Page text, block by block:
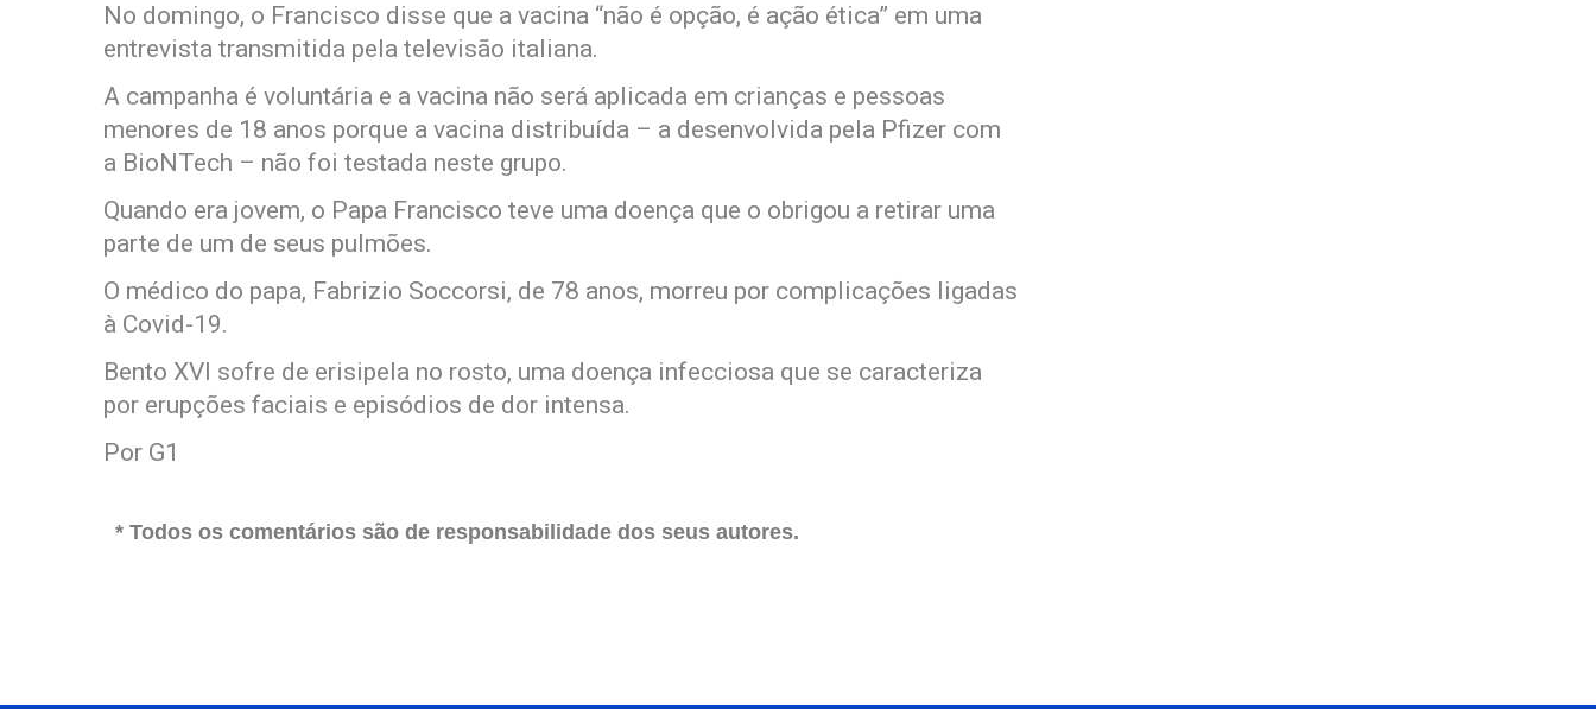
No domingo, o Francisco disse que a vacina “não é opção, é ação ética” em uma
entrevista transmitida pela televisão italiana.
A campanha é voluntária e a vacina não será aplicada em crianças e pessoas
menores de 18 anos porque a vacina distribuída – a desenvolvida pela Pfizer com
a BioNTech – não foi testada neste grupo.
Quando era jovem, o Papa Francisco teve uma doença que o obrigou a retirar uma
parte de um de seus pulmões.
O médico do papa, Fabrizio Soccorsi, de 78 anos, morreu por complicações ligadas
à Covid-19.
Bento XVI sofre de erisipela no rosto, uma doença infecciosa que se caracteriza
por erupções faciais e episódios de dor intensa.
Por G1
* Todos os comentários são de responsabilidade dos seus autores.